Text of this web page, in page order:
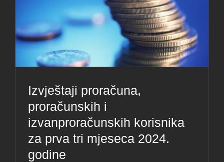
Izvještaji proračuna,
proračunskih i
izvanproračunskih korisnika
za prva tri mjeseca 2024.
godine